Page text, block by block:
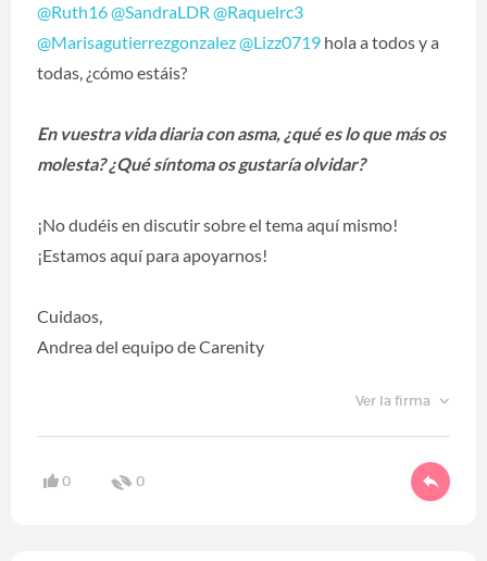
@Ruth16@SandraLDR @Raquelrc3
@Marisagutierrezgonzalez@Lizz0719 ‍ hola a todos y a
todas, ¿cómo estáis?
En vuestra vida diaria con asma, ¿qué es lo que más os
molesta? ¿Qué síntoma os gustaría olvidar?
¡No dudéis en discutir sobre el tema aquí mismo!
¡Estamos aquí para apoyarnos!
Cuidaos,
Andrea del equipo de Carenity
Ver la firma
0 0